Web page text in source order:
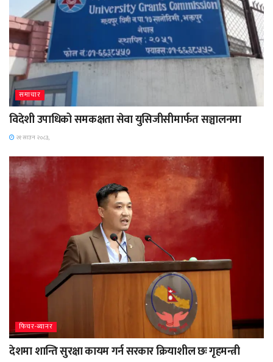
समाचार
विदेशी उपाधिको समकक्षता सेवा युसिजीसीमार्फत सञ्चालनमा
२१ साउन २०८३,
फिचर-ब्यानर
देशमा शान्ति सुरक्षा कायम गर्न सरकार क्रियाशील छः गृहमन्त्री